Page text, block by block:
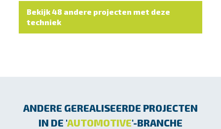
Bekijk 48 andere projecten met deze
techniek
ANDERE GEREALISEERDE PROJECTEN
IN DE 'AUTOMOTIVE'-BRANCHE